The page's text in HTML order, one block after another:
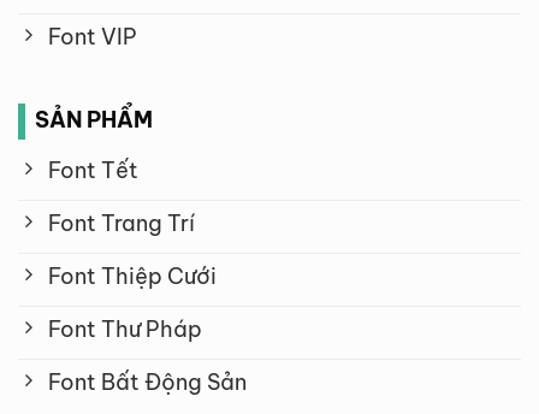
Font VIP
SẢN PHẨM
Font Tết
Font Trang Trí
Font Thiệp Cưới
Font Thư Pháp
Font Bất Động Sản